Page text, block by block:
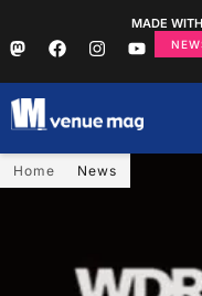
MADE
Home News